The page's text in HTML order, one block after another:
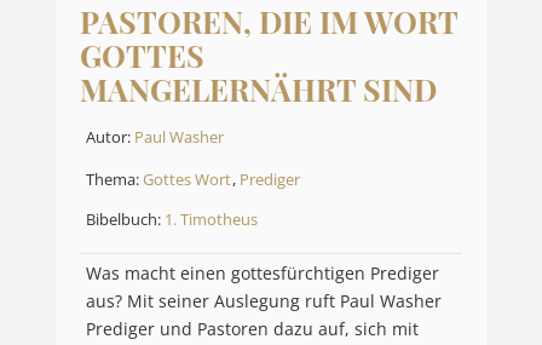
PASTOREN, DIE IM WORT
GOTTES
MANGELERNÄHRT SIND
Autor: Paul Washer
Thema:Gottes Wort, Prediger
Bibelbuch: 1. Timotheus
Was macht einen gottesfürchtigen Prediger
aus? Mit seiner Auslegung ruft Paul Washer
Prediger und Pastoren dazu auf, sich mit